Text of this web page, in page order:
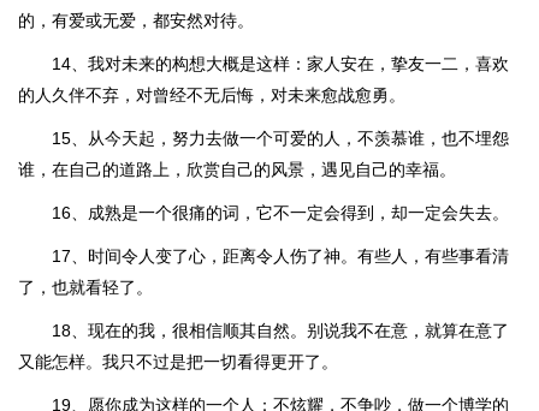
的，有爱或无爱，都安然对待。
14、我对未来的构想大概是这样：家人安在，挚友一二，喜欢
的人久伴不弃，对曾经不无后悔，对未来愈战愈勇。
15、从今天起，努力去做一个可爱的人，不羡慕谁，也不埋怨
谁，在自己的道路上，欣赏自己的风景，遇见自己的幸福。
16、成熟是一个很痛的词，它不一定会得到，却一定会失去。
17、时间令人变了心，距离令人伤了神。有些人，有些事看清
了，也就看轻了。
18、现在的我，很相信顺其自然。别说我不在意，就算在意了
又能怎样。我只不过是把一切看得更开了。
19、愿你成为这样的一个人：不炫耀，不争吵，做一个博学的